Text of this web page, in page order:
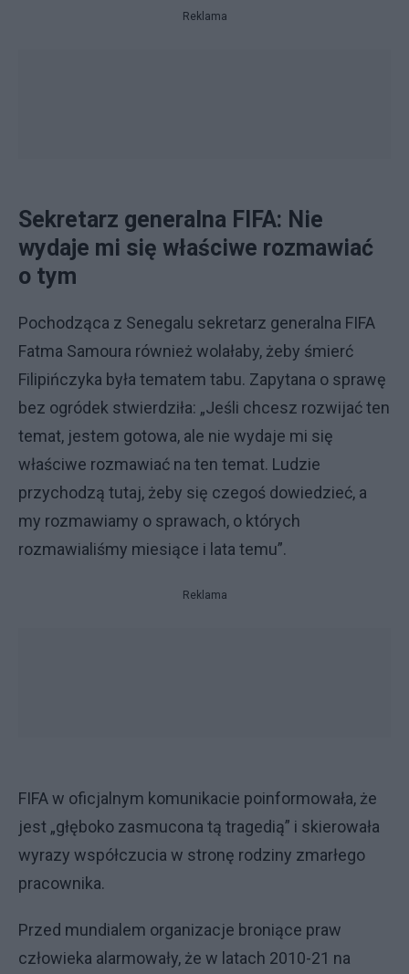
Reklama
Sekretarz generalna FIFA: Nie
wydaje mi się właściwe rozmawiać
o tym
Pochodząca z Senegalu sekretarz generalna FIFA
Fatma Samoura również wolałaby, żeby śmierć
Filipińczyka była tematem tabu. Zapytana o sprawę
bez ogródek stwierdziła: „Jeśli chcesz rozwijać ten
temat, jestem gotowa, ale nie wydaje mi się
właściwe rozmawiać na ten temat. Ludzie
przychodzą tutaj, żeby się czegoś dowiedzieć, a
my rozmawiamy o sprawach, o których
rozmawialiśmy miesiące i lata temu”.
Reklama
FIFA w oficjalnym komunikacie poinformowała, że
jest „głęboko zasmucona tą tragedią” i skierowała
wyrazy współczucia w stronę rodziny zmarłego
pracownika.
Przed mundialem organizacje broniące praw
człowieka alarmowały, że w latach 2010-21 na